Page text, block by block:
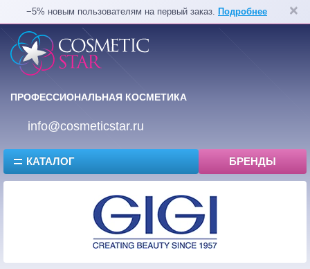
−5% новым пользователям на первый заказ. Подробнее
ПРОФЕССИОНАЛЬНАЯ КОСМЕТИКА
info@cosmeticstar.ru
КАТАЛОГ БРЕНДЫ